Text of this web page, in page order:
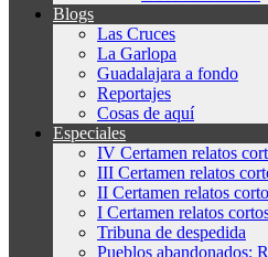
Blogs
Las Cruces
La Garlopa
Guadalajara a fondo
Reportajes
Cosas de aquí
Especiales
IV Certamen relatos
III Certamen relatos
II Certamen relatos
I Certamen relatos
Tribuna de despedida
Pueblos abandonados: